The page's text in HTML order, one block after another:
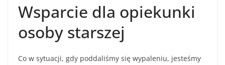
Wsparcie dla opiekunki
osoby starszej
Co w sytuacji, gdy poddaliśmy się wypaleniu, jesteśmy